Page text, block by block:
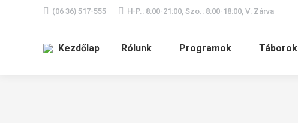
(06 36) 517-555 H-P.: 8:00-21:00, Szo.: 8:00-18:00, V: Zárva
Kezdőlap Rólunk Programok Táborok